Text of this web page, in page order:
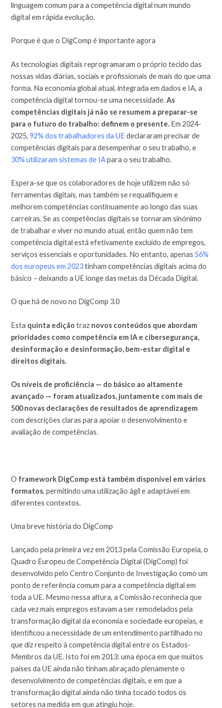
linguagem comum para a competência digital num mundo
digital em rápida evolução.
Porque é que o DigComp é importante agora
As tecnologias digitais reprogramaram o próprio tecido das
nossas vidas diárias, sociais e profissionais de mais do que uma
forma. Na economia global atual, integrada em dados e IA, a
competência digital tornou-se uma necessidade.As
competências digitais já não se resumem a preparar-se
para o futuro do trabalho: definem o presente. Em 2024-
2025,92% dos trabalhadores da UE declararam precisar de
competências digitais para desempenhar o seu trabalho, e
30% utilizaram sistemas de IApara o seu trabalho.
Espera-se que os colaboradores de hoje utilizem não só
ferramentas digitais, mas também se requalifiquem e
melhorem competências continuamente ao longo das suas
carreiras. Se as competências digitais se tornaram sinónimo
de trabalhar e viver no mundo atual, então quem não tem
competência digital está efetivamente excluído de empregos,
serviços essenciais e oportunidades. No entanto, apenas56%
dos europeus em 2023tinham competências digitais acima do
básico – deixando a UE longe das metas da Década Digital.
O que há de novo no DigComp 3.0
Esta quinta edição traz novos conteúdos que abordam
prioridades como competência em IA e cibersegurança,
desinformação e desinformação, bem-estar digital e
direitos digitais.
Os níveis de proficiência — do básico ao altamente
avançado — foram atualizados, juntamente com mais de
500 novas declarações de resultados de aprendizagem
com descrições claras para apoiar o desenvolvimento e
avaliação de competências.
O framework DigComp está também disponível em vários
formatos, permitindo uma utilização ágil e adaptável em
diferentes contextos.
Uma breve história do DigComp
Lançado pela primeira vez em 2013 pela Comissão Europeia, o
Quadro Europeu de Competência Digital (DigComp) foi
desenvolvido pelo Centro Conjunto de Investigação como um
ponto de referência comum para a competência digital em
toda a UE. Mesmo nessa altura, a Comissão reconhecia que
cada vez mais empregos estavam a ser remodelados pela
transformação digital da economia e sociedade europeias, e
identificou a necessidade de um entendimento partilhado no
que diz respeito à competência digital entre os Estados-
Membros da UE. Isto foi em 2013: uma época em que muitos
países da UE ainda não tinham abraçado plenamente o
desenvolvimento de competências digitais, e em que a
transformação digital ainda não tinha tocado todos os
setores na medida em que atingiu hoje.